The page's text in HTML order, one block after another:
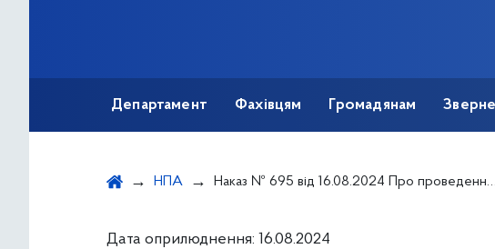
Департамент Фахівцям Громадянам
НПА Наказ № 695 від 16.08.2024 Про проведення вибіркової перевірки
Дата оприлюднення: 16.08.2024